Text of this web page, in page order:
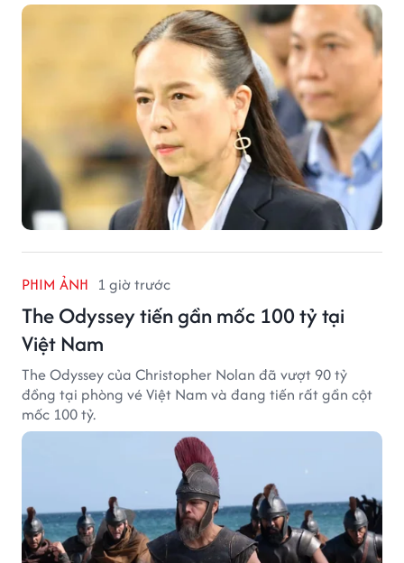
PHIM ẢNH 1 giờ trước
The Odyssey tiến gần mốc 100 tỷ tại
Việt Nam
The Odyssey của Christopher Nolan đã vượt 90 tỷ
đồng tại phòng vé Việt Nam và đang tiến rất gần cột
mốc 100 tỷ.